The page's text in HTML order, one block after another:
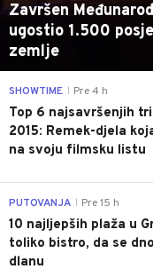
Završen
ugostio 1.500
zemlje
SHOWTIME Pre 4 h
Top 6 najsavršenjih
2015: Remek-djela
na svoju filmsku listu
PUTOVANJA Pre 15 h
10 najljepših plaža u
toliko bistro, da se
dlanu